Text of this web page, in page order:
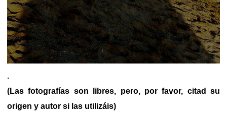
.
(Las fotografías son libres, pero, por favor, citad su
origen y autor si las utilizáis)